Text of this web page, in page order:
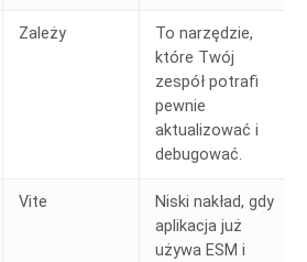
Zależy
To narzędzie,
które Twój
zespół potrafi
pewnie
aktualizować i
debugować.
Vite
Niski nakład, gdy
aplikacja już
używa ESM i